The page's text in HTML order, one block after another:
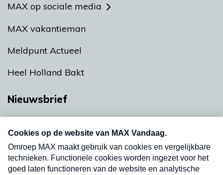
MAX op sociale media
MAX vakantieman
Meldpunt Actueel
Heel Holland Bakt
Nieuwsbrief
nieuwsbrief. Elke vrijdag- en dinsdagochtend in
uw mailbox.
Verzend